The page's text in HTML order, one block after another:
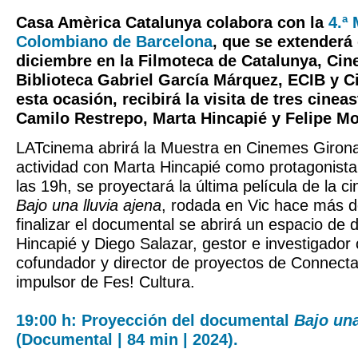
Casa Amèrica Catalunya colabora con la 4.ª
Colombiano de Barcelona, que se extenderá
diciembre en la Filmoteca de Catalunya,
Biblioteca Gabriel García Márquez, ECIB y
esta ocasión, recibirá la visita de tres
Camilo Restrepo, Marta Hincapié y Felipe
LATcinema abrirá la Muestra en Cinemes
actividad con Marta Hincapié como
las 19h, se proyectará la última película de la
Bajo una lluvia ajena, rodada en Vic hace más
finalizar el documental se abrirá un espacio de
Hincapié y Diego Salazar, gestor e investigador
cofundador y director de proyectos de
impulsor de Fes! Cultura.
19:00 h: Proyección del documental Bajo
(Documental | 84 min | 2024).